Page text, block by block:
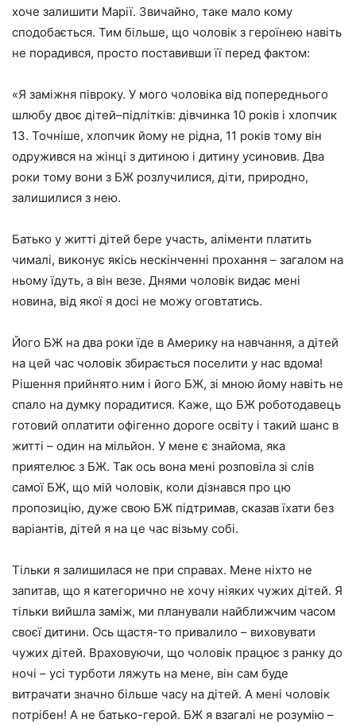
хоче залишити Марії. Звичайно, таке мало кому
сподобається. Тим більше, що чоловік з героїнею навіть
не порадився, просто поставивши її перед фактом:
«Я заміжня півроку. У мого чоловіка від попереднього
шлюбу двоє дітей–підлітків: дівчинка 10 років і хлопчик
13. Точніше, хлопчик йому не рідна, 11 років тому він
одружився на жінці з дитиною і дитину усиновив. Два
роки тому вони з БЖ розлучилися, діти, природно,
залишилися з нею.
Батько у житті дітей бере участь, аліменти платить
чималі, виконує якісь нескінченні прохання – загалом на
ньому їдуть, а він везе. Днями чоловік видає мені
новина, від якої я досі не можу оговтатись.
Його БЖ на два роки їде в Америку на навчання, а дітей
на цей час чоловік збирається поселити у нас вдома!
Рішення прийнято ним і його БЖ, зі мною йому навіть не
спало на думку порадитися. Каже, що БЖ роботодавець
готовий оплатити офігенно дороге освіту і такий шанс в
житті – один на мільйон. У мене є знайома, яка
приятелює з БЖ. Так ось вона мені розповіла зі слів
самої БЖ, що мій чоловік, коли дізнався про цю
пропозицію, дуже свою БЖ підтримав, сказав їхати без
варіантів, дітей я на це час візьму собі.
Тільки я залишилася не при справах. Мене ніхто не
запитав, що я категорично не хочу ніяких чужих дітей. Я
тільки вийшла заміж, ми планували найближчим часом
своєї дитини. Ось щастя-то привалило – виховувати
чужих дітей. Враховуючи, що чоловік працює з ранку до
ночі – усі турботи ляжуть на мене, він сам буде
витрачати значно більше часу на дітей. А мені чоловік
потрібен! А не батько-герой. БЖ я взагалі не розумію –